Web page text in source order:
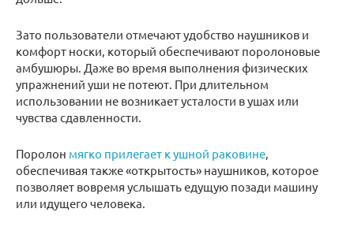
Зато пользователи отмечают удобство наушников и
комфорт носки, который обеспечивают поролоновые
амбушюры. Даже во время выполнения физических
упражнений уши не потеют. При длительном
использовании не возникает усталости в ушах или
чувства сдавленности.
Поролон мягко прилегает к ушной раковине,
обеспечивая также «открытость» наушников, которое
позволяет вовремя услышать едущую позади машину
или идущего человека.